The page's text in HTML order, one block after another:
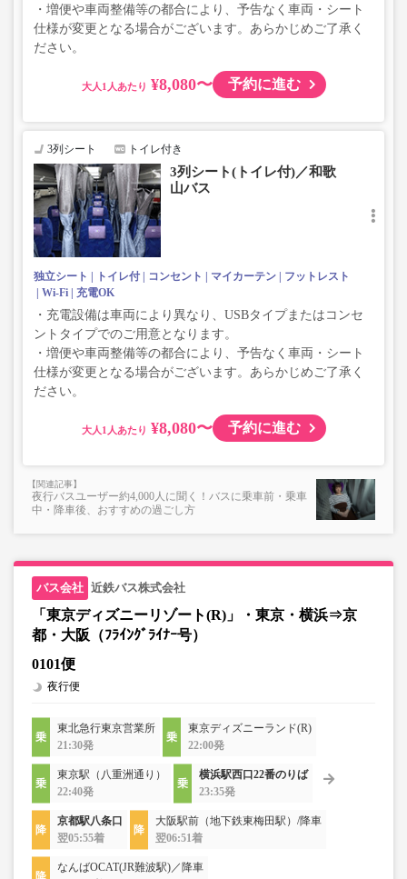
・増便や車両整備等の都合により、予告なく車両・シート
仕様が変更となる場合がございます。あらかじめご了承く
ださい。
大人 ¥8,080〜 予約に進む
3列シート トイレ付き
3列シート(トイレ付)／和歌
山バス
独立シート トイレ付 コンセント マイカーテン
フットレスト
Wi-Fi
充電OK
・充電設備は車両により異なり、USBタイプまたはコンセ
ントタイプでのご用意となります。
・増便や車両整備等の都合により、予告なく車両・シート
仕様が変更となる場合がございます。あらかじめご了承く
ださい。
大人 ¥8,080〜 予約に進む
夜行バスユーザー約4,000人に聞く！バスに乗車前・乗車
中・降車後、おすすめの過ごし方
近鉄バス株式会社
「東京ディズニーリゾート(R)」・東京・横浜⇒京
都・大阪（ﾌﾗｲﾝｸﾞﾗｲﾅｰ号）
0101便
夜行便
東北急行東京営業所
21:30発
東京ディズニーランド(R)
22:00発
東京駅（八重洲通り）
22:40発
横浜駅西口22番のりば
23:35発
京都駅八条口
翌05:55着
大阪駅前（地下鉄東梅田駅）/降車
翌06:51着
なんばOCAT(JR難波駅)／降車